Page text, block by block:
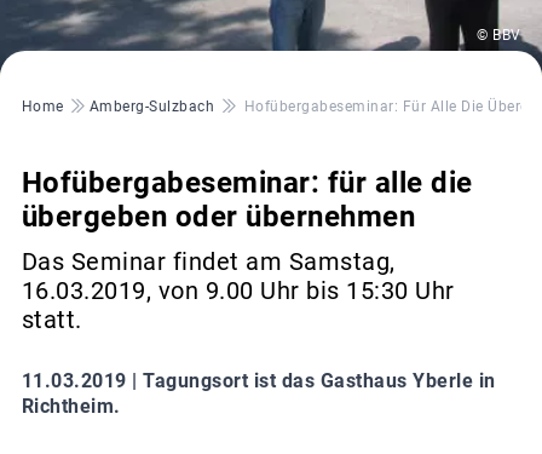
© BBV
Pfadnavigation
Home Amberg-Sulzbach Hofübergabeseminar: Für Alle Die
Hofübergabeseminar: für alle die
übergeben oder übernehmen
Das Seminar findet am Samstag,
16.03.2019, von 9.00 Uhr bis 15:30 Uhr
statt.
11.03.2019 | Tagungsort ist das Gasthaus Yberle in
Richtheim.